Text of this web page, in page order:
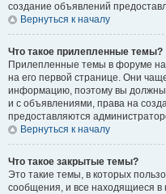
создание объявлений
Вернуться к началу
Что такое прилепленные темы?
Прилепленные темы в форуме
на его первой странице. Они
информацию, поэтому вы должны
и с объявлениями, права на
предоставляются
Вернуться к началу
Что такое закрытые темы?
Это такие темы, в которых
сообщения, и все находящиеся в